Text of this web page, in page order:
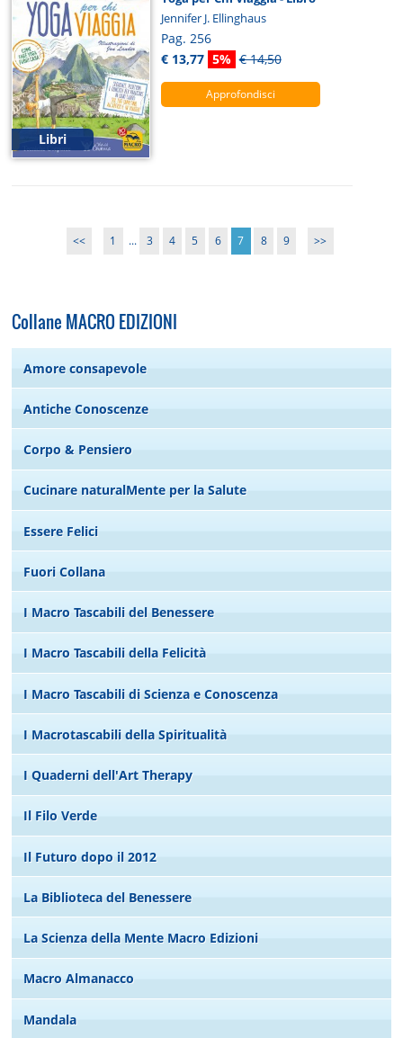
Libri
Jennifer J. Ellinghaus
Pag. 256
€ 13,77 5% € 14,50
Approfondisci
<< 1 ... 3 4 5 6 7 8 9 >>
Collane MACRO EDIZIONI
Amore consapevole
Antiche Conoscenze
Corpo & Pensiero
Cucinare naturalMente per la Salute
Essere Felici
Fuori Collana
I Macro Tascabili del Benessere
I Macro Tascabili della Felicità
I Macro Tascabili di Scienza e Conoscenza
I Macrotascabili della Spiritualità
I Quaderni dell'Art Therapy
Il Filo Verde
Il Futuro dopo il 2012
La Biblioteca del Benessere
La Scienza della Mente Macro Edizioni
Macro Almanacco
Mandala